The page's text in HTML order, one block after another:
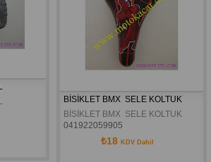
BİSİKLET BMX  SELE KOLTUK
BİSİKLET BMX  SELE KOLTUK
041922059905
₺18 KDV Dahil